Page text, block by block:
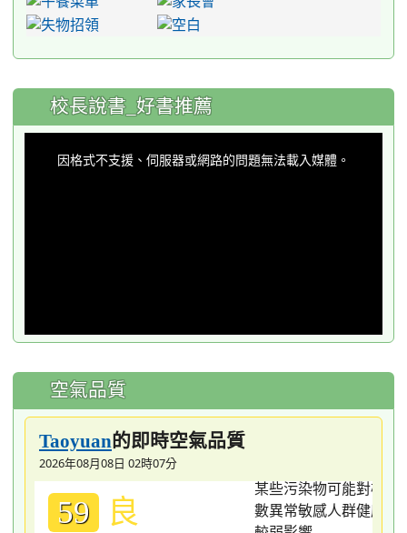
:::
校長說書_好書推薦
因格式不支援、伺服器或網路的問題無法載入媒體。
空氣品質
Taoyuan的即時空氣品質
2026年08月08日 02時07分
59 良